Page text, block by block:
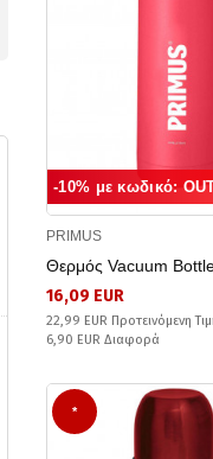
-10% με κωδικό:
PRIMUS
Θερμός Vacuum
16,09 EUR
22,99 EUR Προτεινόμενη
6,90 EUR Διαφορά
*